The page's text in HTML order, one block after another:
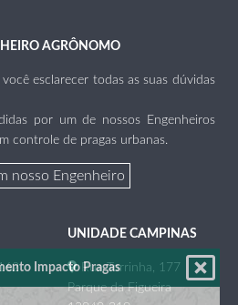
Impacto Pragas
AGRÔNOMO
esclarecer todas as suas dúvidas
por um de nossos Engenheiros
controle de pragas urbanas.
nosso Engenheiro
UNIDADE CAMPINAS
Rua Torrinha, 177
Parque da Figueira